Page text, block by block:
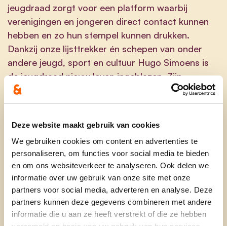
Deze website maakt gebruik van cookies
We gebruiken cookies om content en advertenties te
personaliseren, om functies voor social media te bieden
en om ons websiteverkeer te analyseren. Ook delen we
informatie over uw gebruik van onze site met onze
partners voor social media, adverteren en analyse. Deze
partners kunnen deze gegevens combineren met andere
informatie die u aan ze heeft verstrekt of die ze hebben
jeugdraad zorgt voor een platform waarbij
verenigingen en jongeren direct contact kunnen
hebben en zo hun stempel kunnen drukken.
Dankzij onze lijsttrekker én schepen van onder
andere jeugd, sport en cultuur Hugo Simoens is
de jeugdraad nieuw leven ingeblazen. Zijn
enthousiasme en betrokkenheid werken
aanstekelijk en wij kunnen niet wachten om in zijn
De afgelopen jaren heeft de jeugdraad zich bezig
gehouden met onder meer speelterreinen,
kamporganisatie en -vervoer, subsidies en de
vernieuwing van enkele lokalen zoals Jeugdhuis
De Kluster in Pellenberg en Jeugdhuis De Lont in